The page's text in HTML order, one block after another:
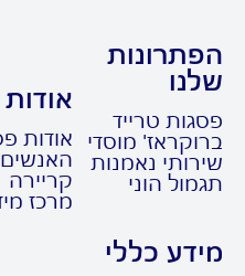
טרייד
מוסדי
נאמנות
הוני
כללי
אודות
אודות פסגות
האנשים שלנו
קריירה
מרכז מידע